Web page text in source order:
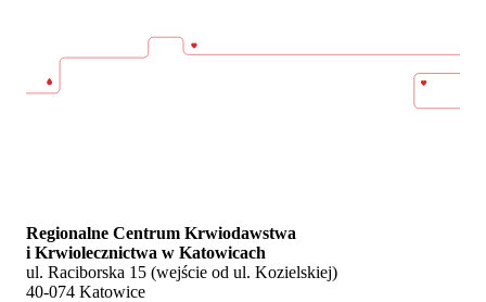
Regionalne Centrum Krwiodawstwa
i Krwiolecznictwa w Katowicach
ul. Raciborska 15 (wejście od ul. Kozielskiej)
40-074 Katowice